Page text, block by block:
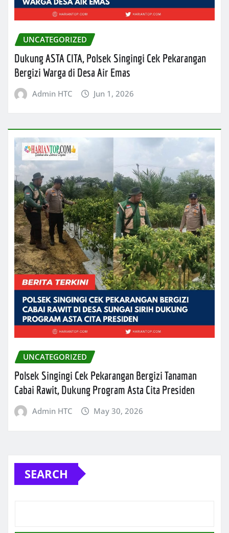
UNCATEGORIZED
Dukung ASTA CITA, Polsek Singingi Cek Pekarangan
Bergizi Warga di Desa Air Emas
Admin HTC Jun 1, 2026
UNCATEGORIZED
Polsek Singingi Cek Pekarangan Bergizi Tanaman
Cabai Rawit, Dukung Program Asta Cita Presiden
Admin HTC May 30, 2026
SEARCH